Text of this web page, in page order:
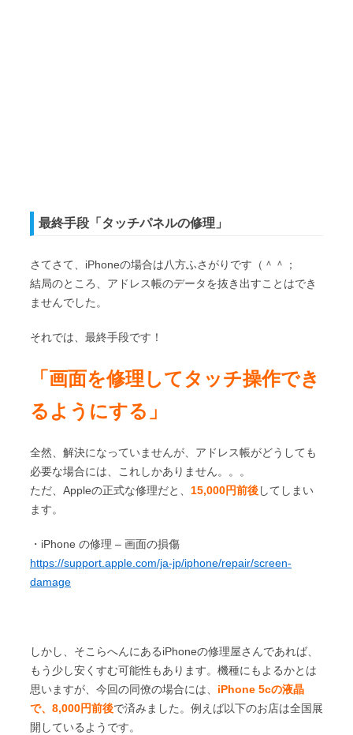
最終手段「タッチパネルの修理」
さてさて、iPhoneの場合は八方ふさがりです（＾＾；
結局のところ、アドレス帳のデータを抜き出すことはでき
ませんでした。
それでは、最終手段です！
「画面を修理してタッチ操作でき
るようにする」
全然、解決になっていませんが、アドレス帳がどうしても
必要な場合には、これしかありません。。。
ただ、Appleの正式な修理だと、 15,000円前後してしまい
ます。
・iPhone の修理 – 画面の損傷
https://support.apple.com/ja-jp/iphone/repair/screen-
damage
しかし、そこらへんにあるiPhoneの修理屋さんであれば、
もう少し安くすむ可能性もあります。機種にもよるかとは
思いますが、今回の同僚の場合には、 iPhone 5cの液晶
で、8,000円前後で済みました。例えば以下のお店は全国展
開しているようです。